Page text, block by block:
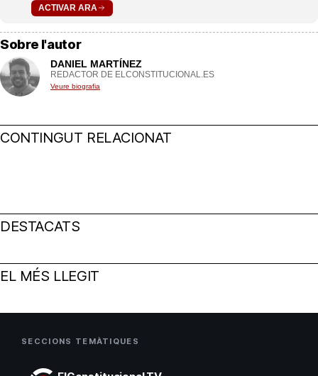
ACTIVAR ARA
Sobre l'autor
DANIEL MARTÍNEZ
REDACTOR DE ELCONSTITUCIONAL.ES
Veure biografia
CONTINGUT RELACIONAT
DESTACATS
EL MÉS LLEGIT
SECCIONS TEMÀTIQUES